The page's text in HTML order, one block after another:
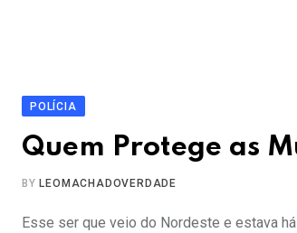
POLÍCIA
Quem Protege as
BY LEOMACHADOVERDADE
Esse ser que veio do Nordeste e estava